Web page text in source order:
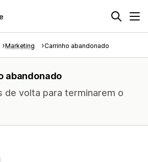
Marketing Carrinho abandonado
abandonado
de volta para terminarem o